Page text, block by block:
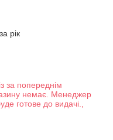
рік
за попереднім
немає. Менеджер
готове до видачі.,